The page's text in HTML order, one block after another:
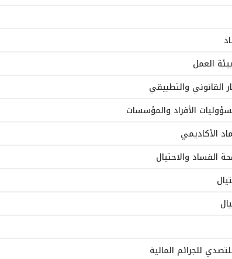
العمل
القانوني والتطبيقي
الأفراد والمؤسسات
الأكاديمي
الفساد والاحتيال
للجرائم المالية